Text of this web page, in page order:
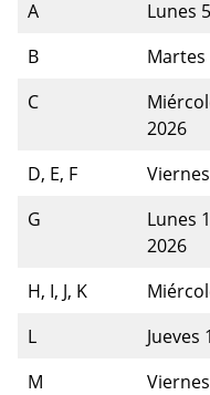
A
Lunes
B
Martes
C
2026
D, E, F
G
Lunes
2026
H, I, J, K
L
Jueves
M